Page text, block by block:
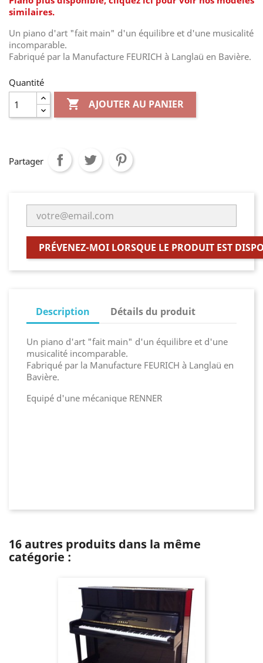
similaires.
Un piano d'art "fait main" d'un équilibre et d'une musicalité
incomparable.
Fabriqué par la Manufacture FEURICH à Langlaü en Bavière.
Quantité
 AJOUTER AU PANIER
Partager
PRÉVENEZ-MOI LORSQUE LE PRODUIT EST
Description Détails du produit
Un piano d'art "fait main" d'un équilibre et d'une
musicalité incomparable.
Fabriqué par la Manufacture FEURICH à Langlaü en
Bavière.
Equipé d'une mécanique RENNER
16 autres produits dans la même
catégorie :